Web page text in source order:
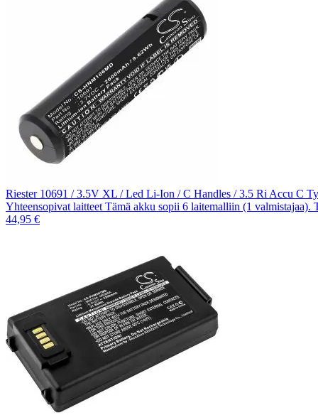
Riester 10691 / 3.5V XL / Led Li-Ion / C Handles / 3.5 Ri Accu C
Yhteensopivat laitteet Tämä akku sopii 6 laitemalliin (1 valmistajaa).
44,95 €